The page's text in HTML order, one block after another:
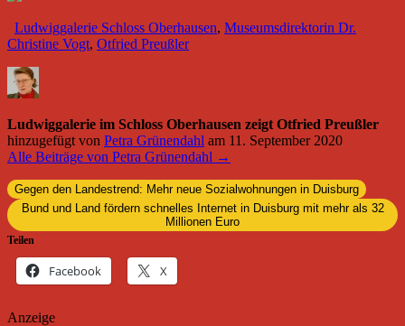
Ludwiggalerie Schloss Oberhausen, Museumsdirektorin Dr.
Christine Vogt, Otfried Preußler
Ludwiggalerie im Schloss Oberhausen zeigt Otfried Preußler
hinzugefügt von Petra Grünendahl am 11. September 2020
Alle Beiträge von Petra Grünendahl →
Gegen den Landestrend: Mehr neue Sozialwohnungen in Duisburg
Bund und Land fördern schnelles Internet in Duisburg mit mehr als 32
Millionen Euro
Teilen
Facebook X
Anzeige